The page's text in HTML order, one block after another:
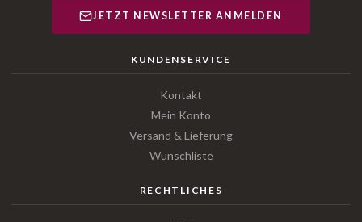
JETZT NEWSLETTER ANMELDEN
KUNDENSERVICE
Kontakt
Mein Konto
Versand & Lieferung
Wunschliste
RECHTLICHES